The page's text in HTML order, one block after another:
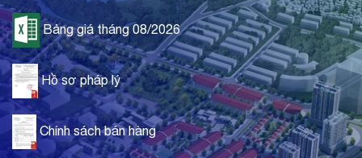
Bảng giá tháng 08/2026
Hồ sơ pháp lý
Chính sách bán hàng